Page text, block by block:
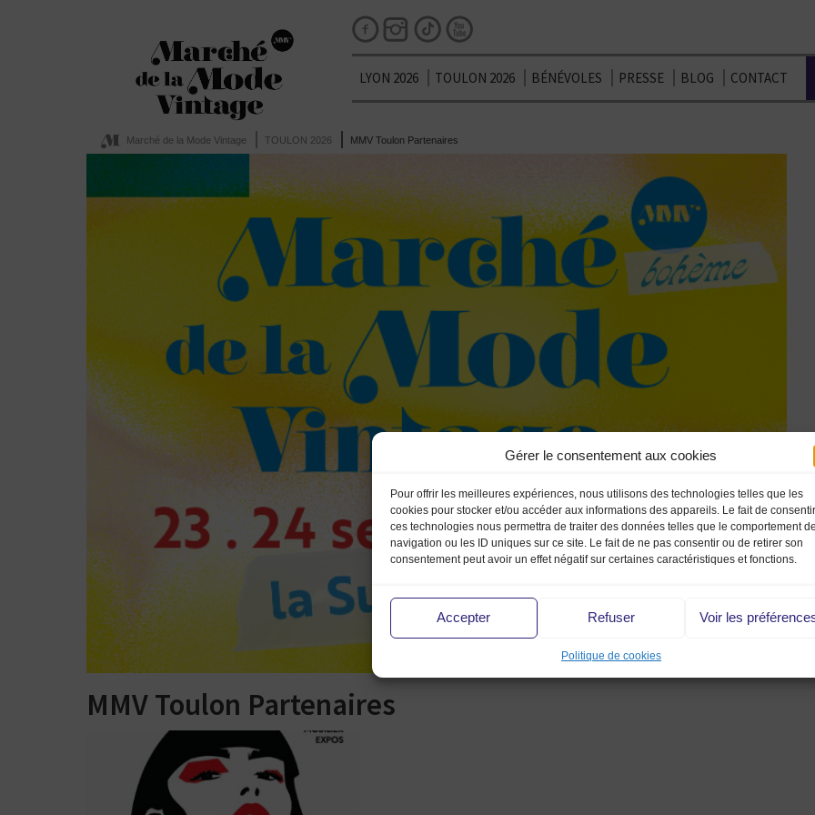
Gérer le consentement aux cookies
Pour offrir les meilleures expériences, nous utilisons des technologies telles que les
cookies pour stocker et/ou accéder aux informations des appareils. Le fait de
ces technologies nous permettra de traiter des données telles que le comportement de
navigation ou les ID uniques sur ce site. Le fait de ne pas consentir ou de retirer son
consentement peut avoir un effet négatif sur certaines caractéristiques et fonctions.
Accepter Refuser Voir les
Politique de cookies
LYON 2026 TOULON 2026 BÉNÉVOLES PRESSE BLOG CONTACT
Marché de la Mode Vintage TOULON 2026 MMV Toulon Partenaires
MMV Toulon Partenaires